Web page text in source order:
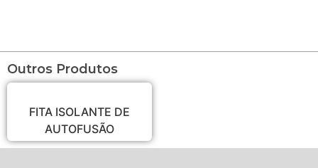
Outros Produtos
FITA ISOLANTE DE
AUTOFUSÃO